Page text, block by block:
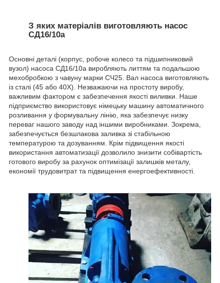
З яких матеріалів виготовляють насос
СД16/10а
Основні деталі (корпус, робоче колесо та підшипниковий
вузол) насоса СД16/10а виробляють литтям та подальшою
мехобробкою з чавуну марки СЧ25. Вал насоса виготовляють
із сталі (45 або 40Х). Незважаючи на простоту виробу,
важливим фактором є забезпечення якості виливки. Наше
підприємство використовує німецьку машину автоматичного
розливання у формувальну лінію, яка забезпечує низку
переваг нашого заводу над іншими виробниками. Зокрема,
забезпечується безшлакова заливка зі стабільною
температурою та дозуванням. Крім підвищення якості
використання автоматизації дозволило знизити собівартість
готового виробу за рахунок оптимізації залишків металу,
економії трудовитрат та підвищення енергоефективності.